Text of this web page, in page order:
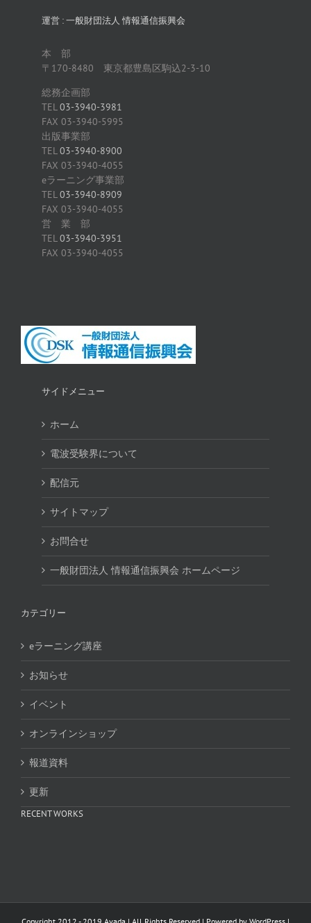
運営 : 一般財団法人 情報通信振興会
本 部
〒170-8480 東京都豊島区駒込2-3-10
総務企画部
TEL03-3940-3981
FAX 03-3940-5995
出版事業部
TEL03-3940-8900
FAX 03-3940-4055
eラーニング事業部
TEL03-3940-8909
FAX 03-3940-4055
営 業 部
TEL03-3940-3951
FAX 03-3940-4055
サイドメニュー
ホーム
電波受験界について
配信元
サイトマップ
お問合せ
一般財団法人 情報通信振興会 ホームページ
カテゴリー
eラーニング講座
お知らせ
イベント
オンラインショップ
報道資料
更新
RECENT WORKS